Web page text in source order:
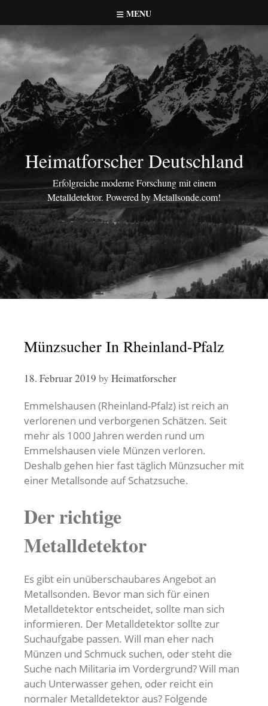
to
content
MENU
Heimatforscher Deutschland
Erfolgreiche moderne Forschung mit einem
Metalldetektor. Powered by Metallsonde.com!
Münzsucher In Rheinland-Pfalz
18. Februar 2019 by Heimatforscher
Emmelshausen (Rheinland-Pfalz) ist reich an
verlorenen und verborgenen Schätzen. Seit
mehr als 1000 Jahren werden rund um
Emmelshausen viele Münzen verloren.
Deshalb gehen hier fast täglich Münzsucher mit
einer Metallsonde auf Schatzsuche.
Der richtige
Metalldetektor
Es gibt ein unüberschaubares Angebot an
Metallsonden. Bevor man sich für einen
Metalldetektor entscheidet, sollte man sich
informieren. Der Metalldetektor sollte zur
Suchaufgabe passen. Will man eher nach
Münzen und Schmuck suchen, oder steht die
Suche nach Militaria im Vordergrund? Will man
auch Unterwasser gehen, oder reicht ein
normaler Metalldetektor aus? Folgende